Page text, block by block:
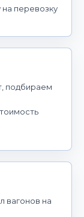
на перевозку
подбираем
вагонов на